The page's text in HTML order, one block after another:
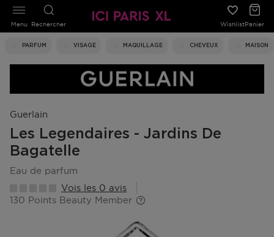
Rechercher WishlistPanier
PARFUM VISAGE MAQUILLAGE CHEVEUX MAISON
Menu
Guerlain
Les Legendaires - Jardins De
Bagatelle
eau de parfum
Vois les 0 avis
130 Points Beauty Member